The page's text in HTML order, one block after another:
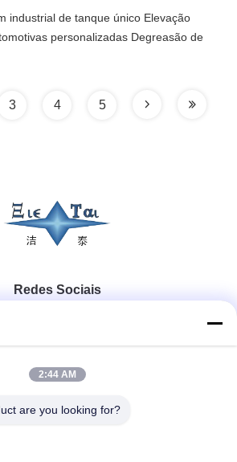
industrial de tanque único Elevação
personalizadas Degreasão de
3 4 5
Redes Sociais
2:44 AM
are you looking for?